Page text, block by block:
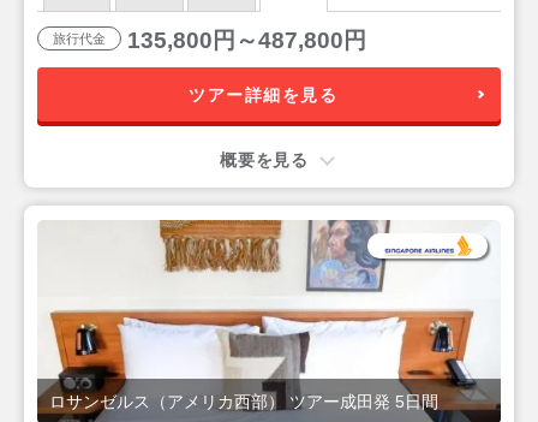
旅行代金 135,800円～487,800円
ツアー詳細を見る
概要を見る
ロサンゼルス（アメリカ西部） ツアー成田発 5日間